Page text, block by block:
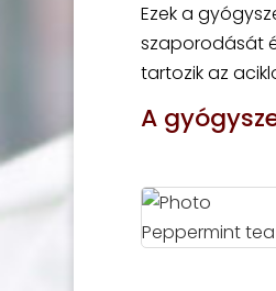
Ezek a
szaporodását
tartozik az
A